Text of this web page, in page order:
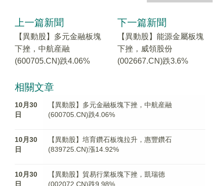
上一篇新聞
【異動股】多元金融板塊
下挫，中航産融
(600705.CN)跌4.06%
下一篇新聞
【異動股】能源金屬板塊
下挫，威領股份
(002667.CN)跌3.6%
相關文章
10月30
日
【異動股】多元金融板塊下挫，中航産融
(600705.CN)跌4.06%
10月30
日
【異動股】培育鑽石板塊拉升，惠豐鑽石
(839725.CN)漲14.92%
10月30
日
【異動股】貿易行業板塊下挫，凱瑞德
(002072.CN)跌9.98%